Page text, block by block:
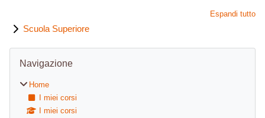
Espandi tutto
Scuola Superiore
Navigazione
Home
I miei corsi
I miei corsi